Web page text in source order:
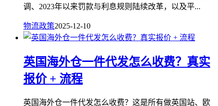
调、2023年以来罚款与利息规则陆续改革，以及平...
物流政策2025-12-10
英国海外仓一件代发怎么收费？真实
报价 + 流程
英国海外仓一件代发怎么收费？这是所有做英国站、欧